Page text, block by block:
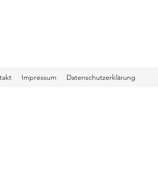
Impressum Datenschutzerklärung